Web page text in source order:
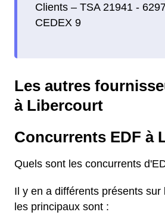
Clients – TSA 21941 -
CEDEX 9
Les autres
à Libercourt
Concurrents EDF à
Quels sont les concurrents
Il y en a différents présents sur
les principaux sont :